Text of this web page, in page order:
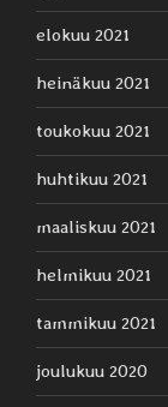
elokuu 2021
heinäkuu 2021
toukokuu 2021
huhtikuu 2021
maaliskuu 2021
helmikuu 2021
tammikuu 2021
joulukuu 2020